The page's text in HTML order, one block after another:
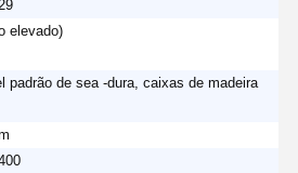
elevado)
padrão de sea -dura, caixas de madeira